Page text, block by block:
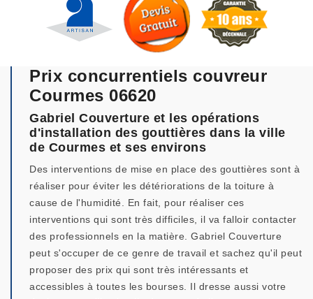
Prix concurrentiels couvreur
Courmes 06620
Gabriel Couverture et les opérations
d'installation des gouttières dans la ville
de Courmes et ses environs
Des interventions de mise en place des gouttières sont à
réaliser pour éviter les détériorations de la toiture à
cause de l'humidité. En fait, pour réaliser ces
interventions qui sont très difficiles, il va falloir contacter
des professionnels en la matière. Gabriel Couverture
peut s'occuper de ce genre de travail et sachez qu'il peut
proposer des prix qui sont très intéressants et
accessibles à toutes les bourses. Il dresse aussi votre